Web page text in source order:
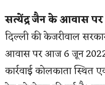
सत्येंद्र जैन के आवास पर
दिल्ली की केजरीवाल
आवास पर आज 6 जून 2022
कार्रवाई कोलकाता